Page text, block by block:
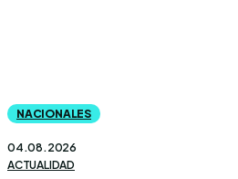
NACIONALES
04.08.2026
ACTUALIDAD